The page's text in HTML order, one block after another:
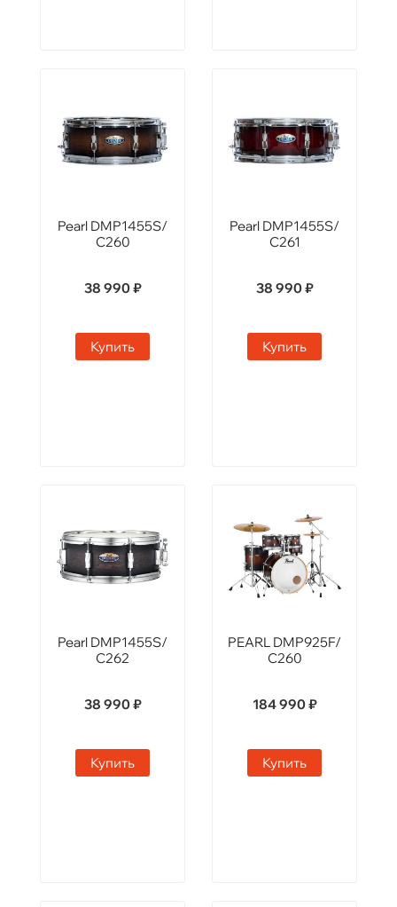
Pearl DMP1455S/
C260
38 990 ₽
Купить
Pearl DMP1455S/
C261
38 990 ₽
Купить
Pearl DMP1455S/
C262
38 990 ₽
Купить
PEARL DMP925F/
C260
184 990 ₽
Купить